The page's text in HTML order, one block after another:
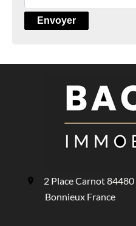
Envoyer
2 Place Carnot84480
Bonnieux France